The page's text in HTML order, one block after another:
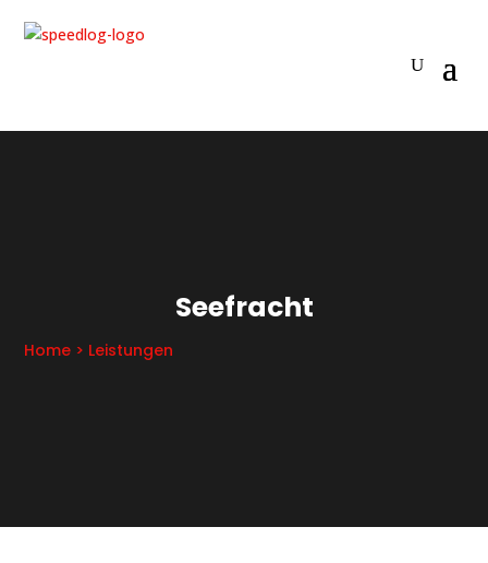
Seefracht
Home > Leistungen